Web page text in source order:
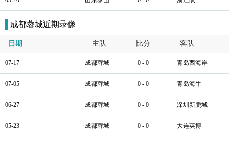
成都蓉城近期录像
日期 主队 比分 客队
07-17 成都蓉城 0 - 0 青岛西海岸
07-05 成都蓉城 0 - 0 青岛海牛
06-27 成都蓉城 0 - 0 深圳新鹏城
05-23 成都蓉城 0 - 0 大连英博